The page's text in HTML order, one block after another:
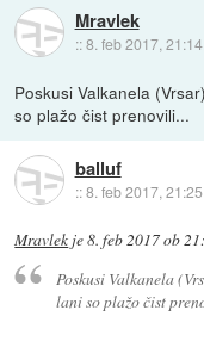
Mravlek
::8. feb 2017, 21:14
Poskusi Valkanela
so plažo čist prenovili...
balluf
::8. feb 2017, 21:25
Mravlek je8. feb 2017 ob
Poskusi Valkanela
lani so plažo čist